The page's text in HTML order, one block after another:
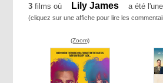
3 films où Lily James a été
(cliquez sur une affiche pour lire les
(Zoom)